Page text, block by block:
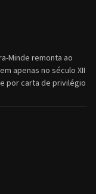
Minde remonta ao
apenas no século XII
por carta de privilégio